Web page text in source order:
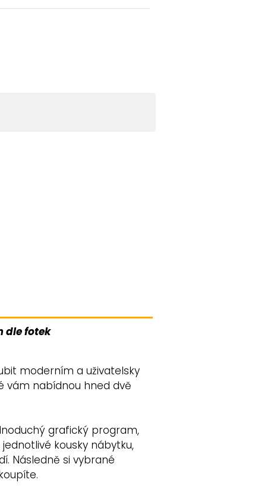
dle fotek
moderním a uživatelsky
vám nabídnou hned dvě
grafický program,
kousky nábytku,
Následně si vybrané